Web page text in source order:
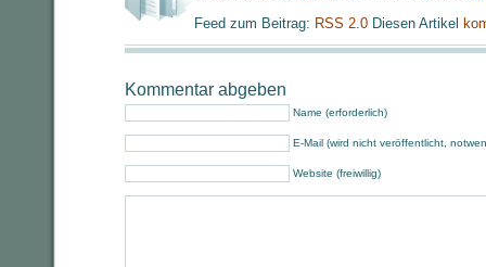
Feed zum Beitrag: RSS 2.0 Diesen Artikel
Kommentar abgeben
Name (erforderlich)
E-Mail (wird nicht veröffentlicht,
Website (freiwillig)